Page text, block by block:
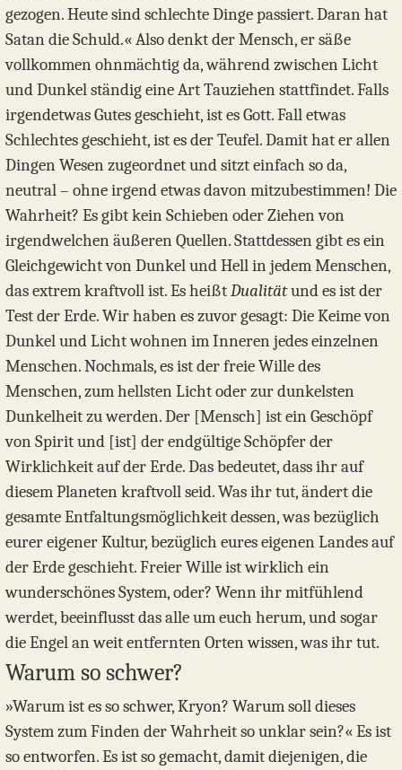
gezogen. Heute sind schlechte Dinge passiert. Daran hat
Satan die Schuld.« Also denkt der Mensch, er säße
vollkommen ohnmächtig da, während zwischen Licht
und Dunkel ständig eine Art Tauziehen stattfindet. Falls
irgendetwas Gutes geschieht, ist es Gott. Fall etwas
Schlechtes geschieht, ist es der Teufel. Damit hat er allen
Dingen Wesen zugeordnet und sitzt einfach so da,
neutral – ohne irgend etwas davon mitzubestimmen! Die
Wahrheit? Es gibt kein Schieben oder Ziehen von
irgendwelchen äußeren Quellen. Stattdessen gibt es ein
Gleichgewicht von Dunkel und Hell in jedem Menschen,
das extrem kraftvoll ist. Es heißtDualitätund es ist der
Test der Erde. Wir haben es zuvor gesagt: Die Keime von
Dunkel und Licht wohnen im Inneren jedes einzelnen
Menschen. Nochmals, es ist der freie Wille des
Menschen, zum hellsten Licht oder zur dunkelsten
Dunkelheit zu werden. Der [Mensch] ist ein Geschöpf
von Spirit und [ist] der endgültige Schöpfer der
Wirklichkeit auf der Erde. Das bedeutet, dass ihr auf
diesem Planeten kraftvoll seid. Was ihr tut, ändert die
gesamte Entfaltungsmöglichkeit dessen, was bezüglich
eurer eigener Kultur, bezüglich eures eigenen Landes auf
der Erde geschieht. Freier Wille ist wirklich ein
wunderschönes System, oder? Wenn ihr mitfühlend
werdet, beeinflusst das alle um euch herum, und sogar
die Engel an weit entfernten Orten wissen, was ihr tut.
Warum so schwer?
»Warum ist es so schwer, Kryon? Warum soll dieses
System zum Finden der Wahrheit so unklar sein?« Es ist
so entworfen. Es ist so gemacht, damit diejenigen, die